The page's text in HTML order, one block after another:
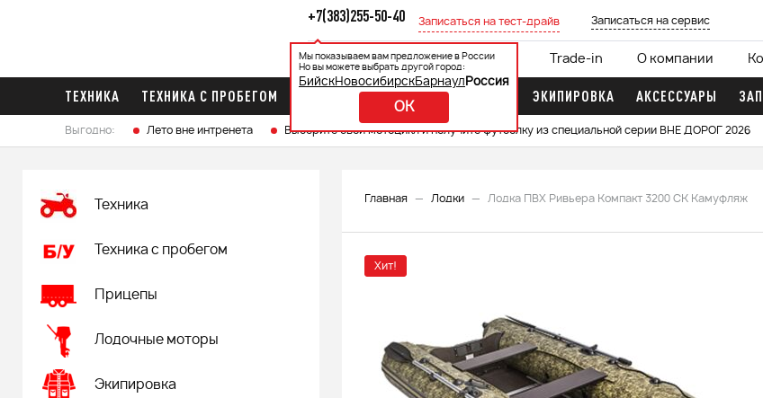
+7(383)255-50-40
Мы показываем вам предложение в России
Но вы можете выбрать другой город:
БийскНовосибирскБарнаул Россия
OK
Записаться на тест-драйв Записаться на сервис
Каталог Акции Кредит 0% Trade-in О компании
ТЕХНИКА ТЕХНИКА С ПРОБЕГОМ ЛОДОЧНЫЕ МОТОРЫ ЭКИПИРОВКА АКСЕССУАРЫ
Выгодно: Лето вне интренета Выберите свой мотоцикл и получите футболку из специальной серии ВНЕ ДОРОГ 2026
Главная Лодки Лодка ПВХ Ривьера Компакт 3200 СК Камуфляж
Техника
Техника с пробегом
Прицепы
Лодочные моторы
Экипировка
Хит!